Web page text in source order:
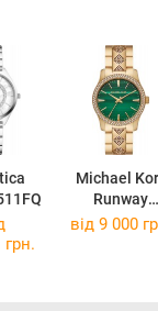
Michael
Runway
MK7390
грн.
від 9 000